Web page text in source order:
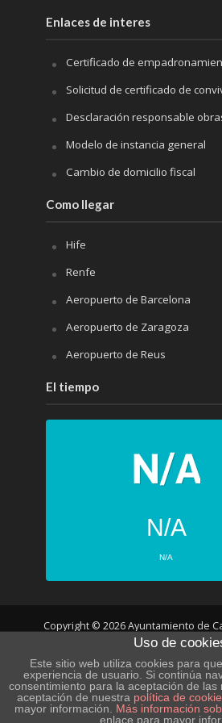
Enlaces de interes
Certificado de
Solicitud de certificado de
Desclaración responsable
Modelo de instancia general
Cambio de domicilio fiscal
Como llegar
Hife
Renfe
Aeropuerto de Barcelona
Aeropuerto de Zaragoza
Aeropuerto de Reus
El tiempo
N/A
N/A
N/A
N/A
N/A
Copyright © 2026 Ayuntamiento de
desarrollo web
POLÍTICA DE PRIVACIDAD – LOPD
Uso de
Este sitio web utiliza cookies para
experiencia de usuario. Si continúa
consentimiento para la aceptación de las
aceptación de nuestra política de
mayor información.
Más información
enlace para mayor